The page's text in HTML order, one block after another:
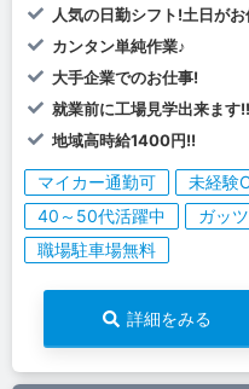
人気の日勤シフト!土日がお
カンタン単純作業♪
大手企業でのお仕事!
就業前に工場見学出来ます!!
地域高時給1400円!!
マイカー通勤可 未経験
40～50代活躍中
ガッ
職場駐車場無料
詳細をみる